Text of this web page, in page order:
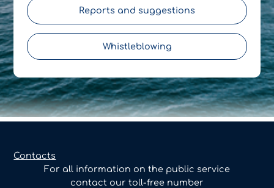
Reports and suggestions
Whistleblowing
Contacts
For all information on the public service
contact our toll-free number